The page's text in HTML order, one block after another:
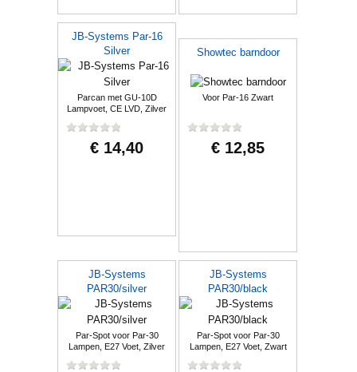
JB-Systems Par-16
Silver
Parcan met GU-10D
Lampvoet, CE LVD, Zilver
€ 14,40
Showtec barndoor
Voor Par-16 Zwart
€ 12,85
JB-Systems
PAR30/silver
Par-Spot voor Par-30
Lampen, E27 Voet, Zilver
JB-Systems
PAR30/black
Par-Spot voor Par-30
Lampen, E27 Voet, Zwart